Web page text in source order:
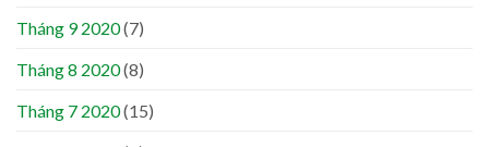
Tháng 9 2020(7)
Tháng 8 2020(8)
Tháng 7 2020(15)